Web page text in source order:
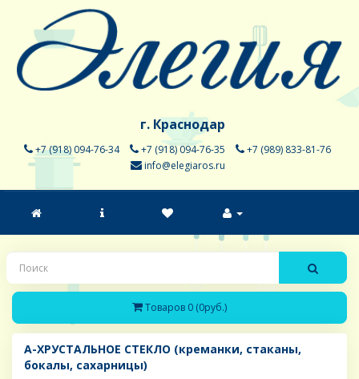
г. Краснодар
+7 (918) 094-76-34 +7 (918) 094-76-35
+7 (989) 833-81-76
info@elegiaros.ru
Товаров 0 (0руб.)
A-ХРУСТАЛЬНОЕ СТЕКЛО (креманки, стаканы,
бокалы, сахарницы)